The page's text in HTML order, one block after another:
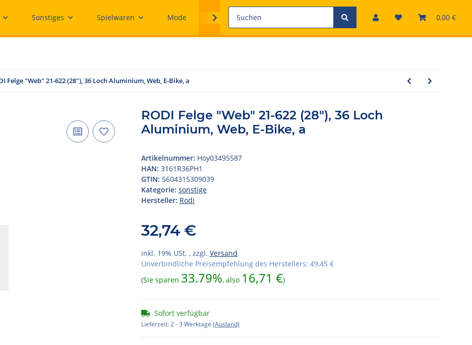
0,00 €
Sonstiges Spielwaren Mode Ersatzteile
Felge "Web" 21-622 (28"), 36 Loch Aluminium, Web, E-Bike, a
RODI Felge "Web" 21-622 (28"), 36 Loch
Aluminium, Web, E-Bike, a
Artikelnummer: Hoy03495587
HAN: 3161R36PH1
GTIN: 5604315309039
Kategorie: sonstige
Hersteller: Rodi
32,74 €
inkl. 19% USt. , zzgl. Versand
Unverbindliche Preisempfehlung des Herstellers: 49,45 €
(Sie sparen 33.79%, also 16,71 €)
Sofort verfügbar
Lieferzeit:2 - 3 Werktage (Ausland)